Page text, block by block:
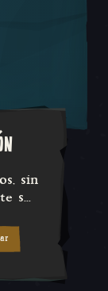
sin
s...
en los